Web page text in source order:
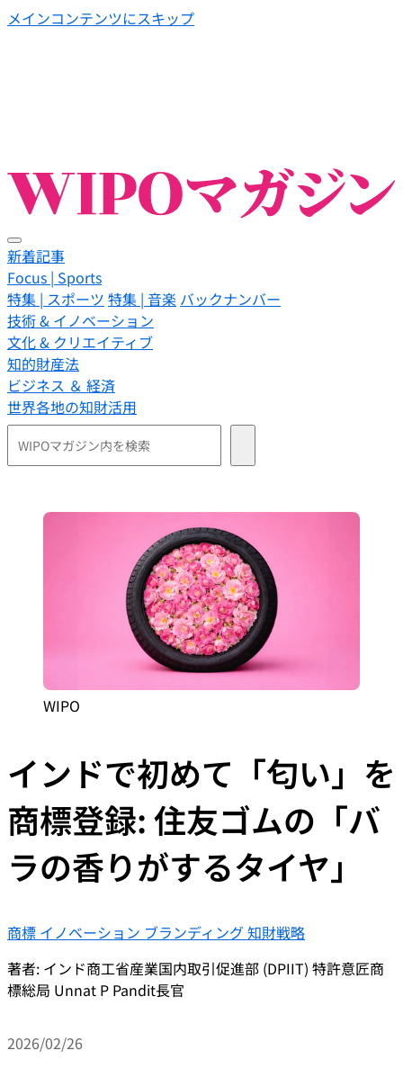
メインコンテンツにスキップ
新着記事
Focus | Sports
特集 | スポーツ 特集 | 音楽 バックナンバー
技術 & イノベーション
文化 & クリエイティブ
知的財産法
ビジネス ＆ 経済
世界各地の知財活用
WIPO
インドで初めて「匂い」を
商標登録: 住友ゴムの「バ
ラの香りがするタイヤ」
商標 イノベーション ブランディング知財戦略
著者: インド商工省産業国内取引促進部 (DPIIT) 特許意匠商
標総局 Unnat P Pandit長官
2026/02/26